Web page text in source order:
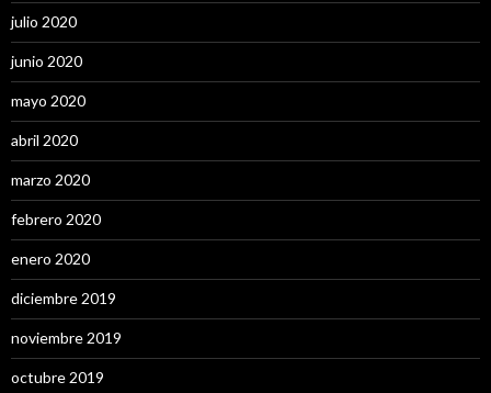
julio 2020
junio 2020
mayo 2020
abril 2020
marzo 2020
febrero 2020
enero 2020
diciembre 2019
noviembre 2019
octubre 2019